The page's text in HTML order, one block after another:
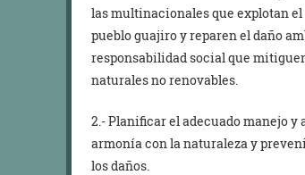
las multinacionales que explotan
pueblo guajiro y reparen el daño
responsabilidad social que
naturales no renovables.
2.- Planificar el adecuado manejo
armonía con la naturaleza y
los daños.